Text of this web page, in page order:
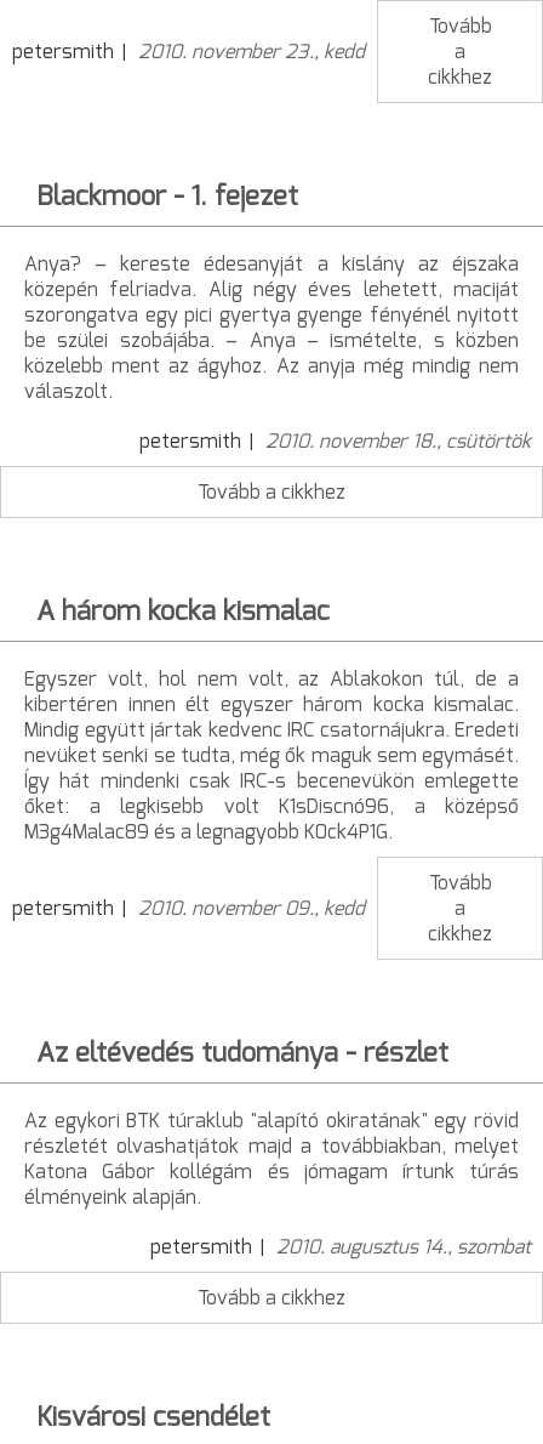
petersmith 2010. november 23., kedd
Tovább
a
cikkhez
Blackmoor - 1. fejezet
Anya? – kereste édesanyját a kislány az éjszaka
közepén felriadva. Alig négy éves lehetett, maciját
szorongatva egy pici gyertya gyenge fényénél nyitott
be szülei szobájába. – Anya – ismételte, s közben
közelebb ment az ágyhoz. Az anyja még mindig nem
válaszolt.
petersmith
2010. november 18., csütörtök
Tovább a cikkhez
A három kocka kismalac
Egyszer volt, hol nem volt, az Ablakokon túl, de a
kibertéren innen élt egyszer három kocka kismalac.
Mindig együtt jártak kedvenc IRC csatornájukra. Eredeti
nevüket senki se tudta, még ők maguk sem egymásét.
Így hát mindenki csak IRC-s becenevükön emlegette
őket: a legkisebb volt K1sDiscnó96, a középső
M3g4Malac89 és a legnagyobb K0ck4P1G.
petersmith 2010. november 09., kedd
Tovább
a
cikkhez
Az eltévedés tudománya - részlet
Az egykori BTK túraklub "alapító okiratának" egy rövid
részletét olvashatjátok majd a továbbiakban, melyet
Katona Gábor kollégám és jómagam írtunk túrás
élményeink alapján.
petersmith
2010. augusztus 14., szombat
Tovább a cikkhez
Kisvárosi csendélet